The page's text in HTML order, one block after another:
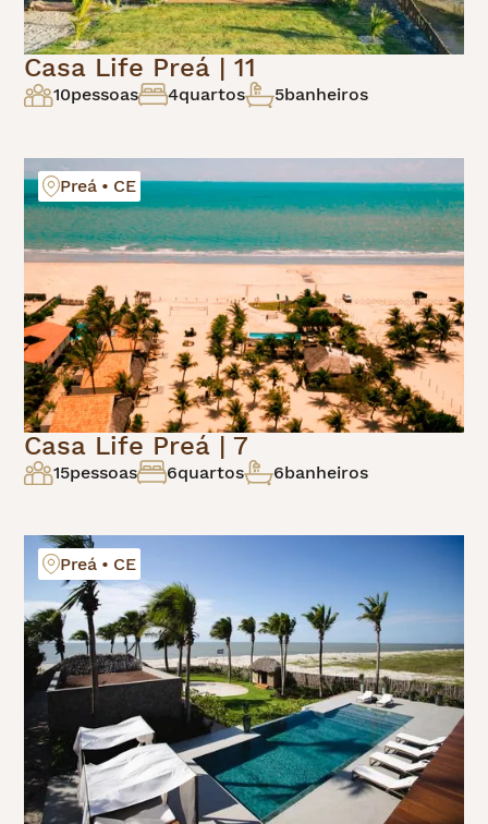
Casa Life Preá | 11
10pessoas 4quartos 5banheiros
Preá • CE
Casa Life Preá | 7
15pessoas 6quartos 6banheiros
Preá • CE